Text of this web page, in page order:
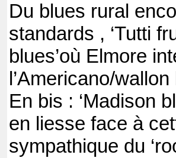
Du blues rural
standards , ‘Tutti
blues’où Elmore
l’Americano/
En bis : ‘Madison
en liesse face à
sympathique du